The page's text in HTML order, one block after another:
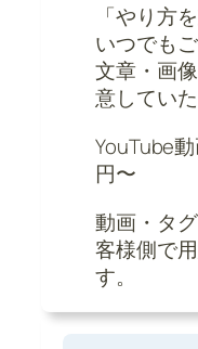
「やり方
いつでも
文章・画
意していた
YouTube
円〜
動画・タ
客様側で
す。